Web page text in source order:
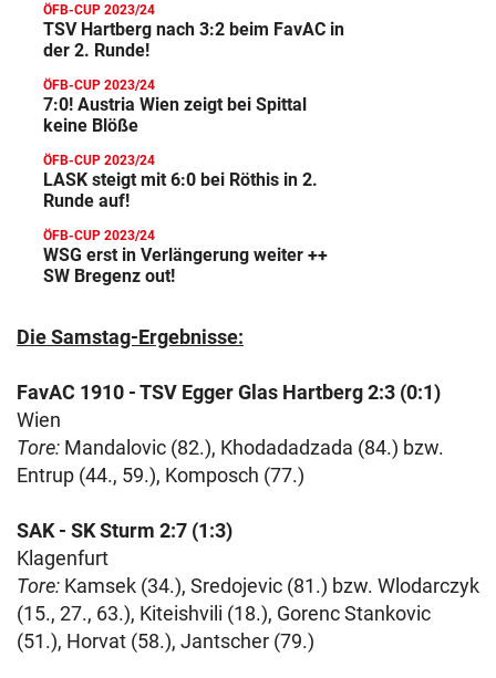
ÖFB-CUP 2023/24
TSV Hartberg nach 3:2 beim FavAC in
der 2. Runde!
ÖFB-CUP 2023/24
7:0! Austria Wien zeigt bei Spittal
keine Blöße
ÖFB-CUP 2023/24
LASK steigt mit 6:0 bei Röthis in 2.
Runde auf!
ÖFB-CUP 2023/24
WSG erst in Verlängerung weiter ++
SW Bregenz out!
Die Samstag-Ergebnisse:
FavAC 1910 - TSV Egger Glas Hartberg 2:3 (0:1)
Wien
Tore: Mandalovic (82.), Khodadadzada (84.) bzw.
Entrup (44., 59.), Komposch (77.)
SAK - SK Sturm 2:7 (1:3)
Klagenfurt
Tore: Kamsek (34.), Sredojevic (81.) bzw. Wlodarczyk
(15., 27., 63.), Kiteishvili (18.), Gorenc Stankovic
(51.), Horvat (58.), Jantscher (79.)